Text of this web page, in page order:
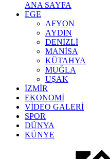
ANA SAYFA
EGE
AFYON
AYDIN
DENİZLİ
MANİSA
KÜTAHYA
MUĞLA
UŞAK
İZMİR
EKONOMİ
VİDEO GALERİ
SPOR
DÜNYA
KÜNYE